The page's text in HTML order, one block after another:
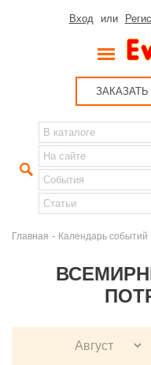
Вход или
ЗАКАЗАТЬ
Главная - Календарь событий